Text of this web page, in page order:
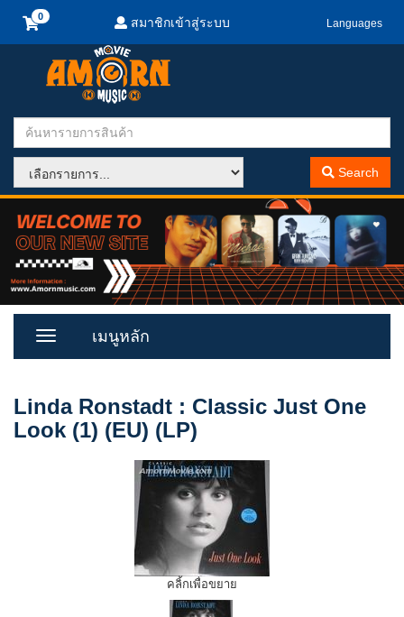
สมาชิกเข้าสู่ระบบ Languages
Search
Toggle
เมนูหลัก
Linda Ronstadt : Classic Just One
Look (1) (EU) (LP)
คลิ้กเพื่อขยาย